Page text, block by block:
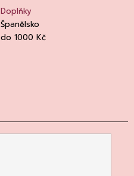
Doplňky
Španělsko
do 1000 Kč